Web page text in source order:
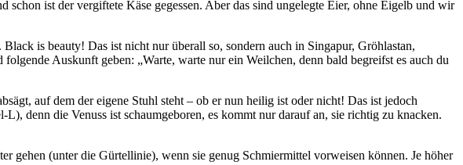
ist der vergiftete Käse gegessen. Aber das sind ungelegte Eier, ohne Eigelb und wir
is beauty! Das ist nicht nur überall so, sondern auch in Singapur, Gröhlastan,
Auskunft geben: „Warte, warte nur ein Weilchen, denn bald begreifst es auch du
auf dem der eigene Stuhl steht – ob er nun heilig ist oder nicht! Das ist jedoch
denn die Venuss ist schaumgeboren, es kommt nur darauf an, sie richtig zu knacken.
gehen (unter die Gürtellinie), wenn sie genug Schmiermittel vorweisen können. Je höher